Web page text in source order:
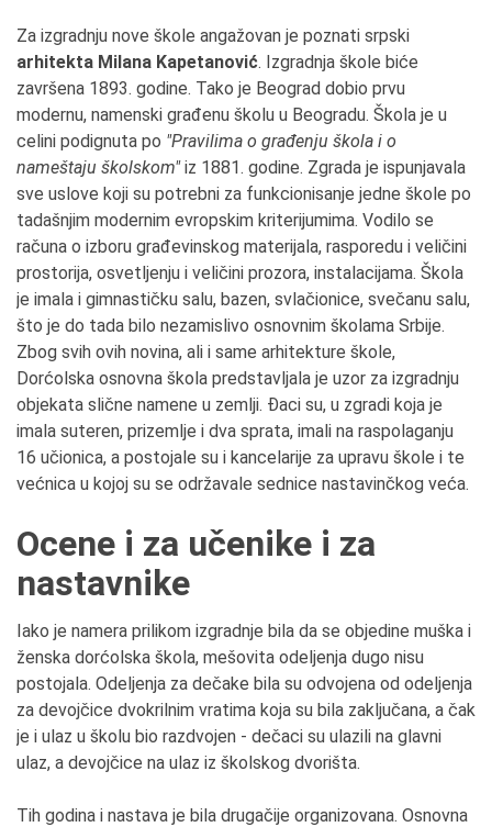
Za izgradnju nove škole angažovan je poznati srpski
arhitekta Milana Kapetanović. Izgradnja škole biće
završena 1893. godine. Tako je Beograd dobio prvu
modernu, namenski građenu školu u Beogradu. Škola je u
celini podignuta po "Pravilima o građenju škola i o
nameštaju školskom"iz 1881. godine. Zgrada je ispunjavala
sve uslove koji su potrebni za funkcionisanje jedne škole po
tadašnjim modernim evropskim kriterijumima. Vodilo se
računa o izboru građevinskog materijala, rasporedu i veličini
prostorija, osvetljenju i veličini prozora, instalacijama. Škola
je imala i gimnastičku salu, bazen, svlačionice, svečanu salu,
što je do tada bilo nezamislivo osnovnim školama Srbije.
Zbog svih ovih novina, ali i same arhitekture škole,
Dorćolska osnovna škola predstavljala je uzor za izgradnju
objekata slične namene u zemlji. Đaci su, u zgradi koja je
imala suteren, prizemlje i dva sprata, imali na raspolaganju
16 učionica, a postojale su i kancelarije za upravu škole i te
većnica u kojoj su se održavale sednice nastavinčkog veća.
Ocene i za učenike i za
nastavnike
Iako je namera prilikom izgradnje bila da se objedine muška i
ženska dorćolska škola, mešovita odeljenja dugo nisu
postojala. Odeljenja za dečake bila su odvojena od odeljenja
za devojčice dvokrilnim vratima koja su bila zaključana, a čak
je i ulaz u školu bio razdvojen - dečaci su ulazili na glavni
ulaz, a devojčice na ulaz iz školskog dvorišta.
Tih godina i nastava je bila drugačije organizovana. Osnovna